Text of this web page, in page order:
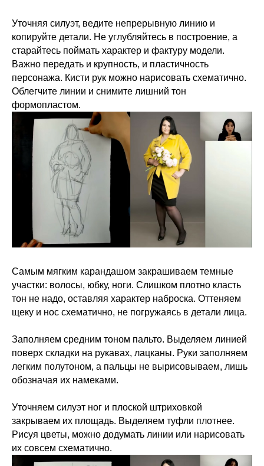
Уточняя силуэт, ведите непрерывную линию и
копируйте детали. Не углубляйтесь в построение, а
старайтесь поймать характер и фактуру модели.
Важно передать и крупность, и пластичность
персонажа. Кисти рук можно нарисовать схематично.
Облегчите линии и снимите лишний тон
формопластом.
Самым мягким карандашом закрашиваем темные
участки: волосы, юбку, ноги. Слишком плотно класть
тон не надо, оставляя характер наброска. Оттеняем
щеку и нос схематично, не погружаясь в детали лица.
Заполняем средним тоном пальто. Выделяем линией
поверх складки на рукавах, лацканы. Руки заполняем
легким полутоном, а пальцы не вырисовываем, лишь
обозначая их намеками.
Уточняем силуэт ног и плоской штриховкой
закрываем их площадь. Выделяем туфли плотнее.
Рисуя цветы, можно додумать линии или нарисовать
их совсем схематично.